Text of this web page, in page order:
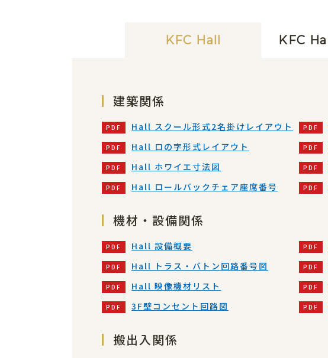
KFC Hall KFC
建築関係
Hall スクール形式2名掛けレイアウト
Hall ロの字形式レイアウト
Hall ホワイエ寸法図
Hall ロールバックチェア座席番号
機材・設備関係
Hall 設備概要
Hall トラス・バトン回路番号図
Hall 映像機材リスト
3F壁コンセント回路図
搬出入関係